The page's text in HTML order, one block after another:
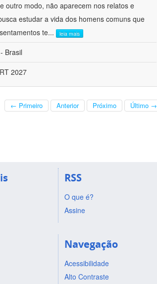
outro modo, não aparecem nos relatos e
estudar a vida dos homens comuns que
te... leia mais
Brasil
2027
← Primeiro Anterior Próximo Último →
RSS
O que é?
Assine
Navegação
Acessibilidade
Alto Contraste